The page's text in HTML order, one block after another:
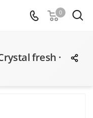
0
fresh ·